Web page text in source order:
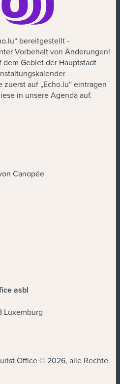
bereitgestellt -
Vorbehalt von Änderungen!
dem Gebiet der Hauptstadt
auf „Echo.lu“ eintragen
in unsere Agenda auf.
Canopée
asbl
Luxemburg
Office © 2026, alle Rechte